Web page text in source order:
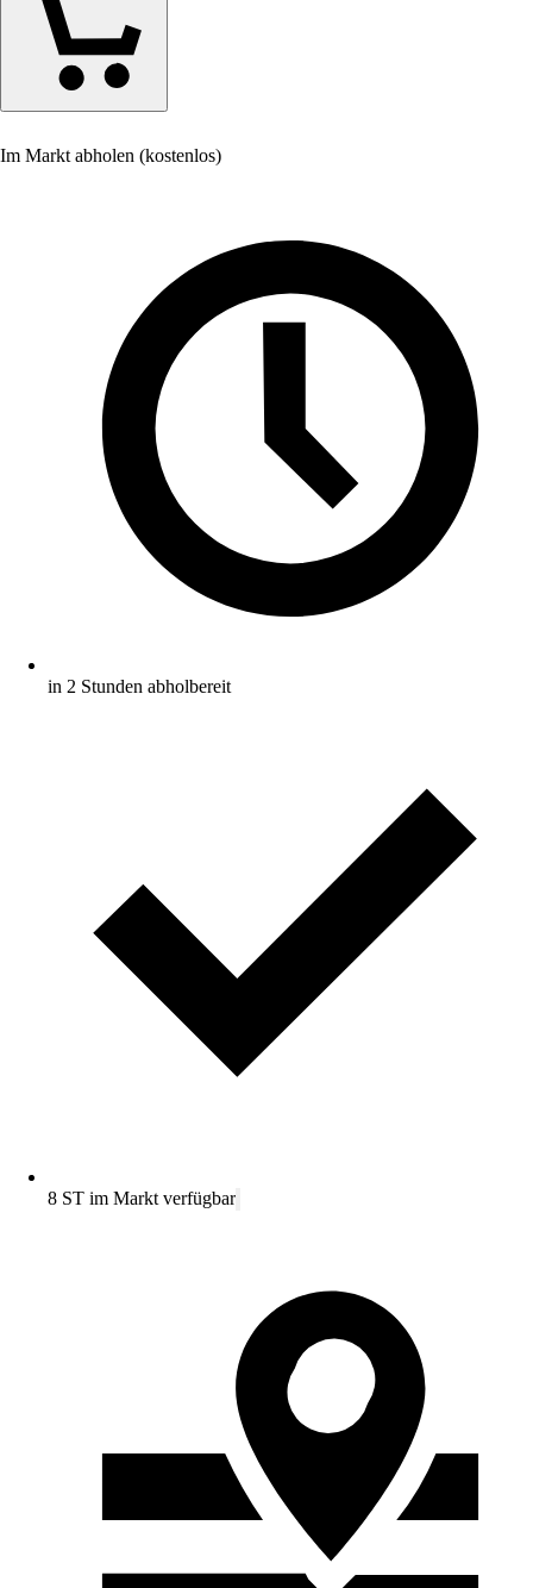
Im Markt abholen (kostenlos)
in 2 Stunden abholbereit
8 ST im Markt verfügbar